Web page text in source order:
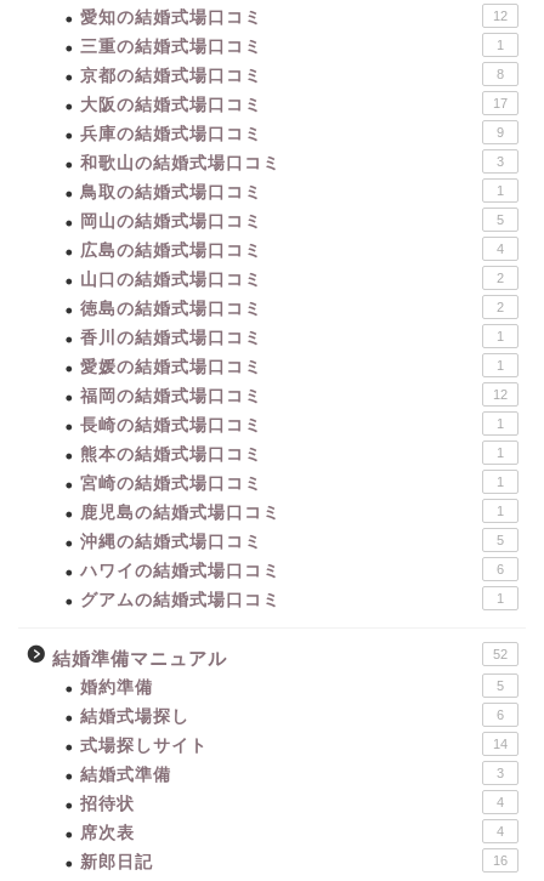
愛知の結婚式場口コミ 12
三重の結婚式場口コミ 1
京都の結婚式場口コミ 8
大阪の結婚式場口コミ 17
兵庫の結婚式場口コミ 9
和歌山の結婚式場口コミ 3
鳥取の結婚式場口コミ 1
岡山の結婚式場口コミ 5
広島の結婚式場口コミ 4
山口の結婚式場口コミ 2
徳島の結婚式場口コミ 2
香川の結婚式場口コミ 1
愛媛の結婚式場口コミ 1
福岡の結婚式場口コミ 12
長崎の結婚式場口コミ 1
熊本の結婚式場口コミ 1
宮崎の結婚式場口コミ 1
鹿児島の結婚式場口コミ 1
沖縄の結婚式場口コミ 5
ハワイの結婚式場口コミ 6
グアムの結婚式場口コミ 1
結婚準備マニュアル 52
婚約準備 5
結婚式場探し 6
式場探しサイト 14
結婚式準備 3
招待状 4
席次表 4
新郎日記 16